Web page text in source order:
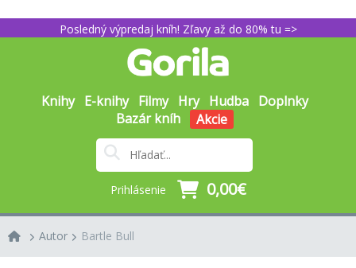
Posledný výpredaj kníh! Zľavy až do 80% tu =>
Knihy E-knihy Filmy Hry Hudba Doplnky
Bazár kníh
Akcie
Prihlásenie 0,00€
Autor Bartle Bull